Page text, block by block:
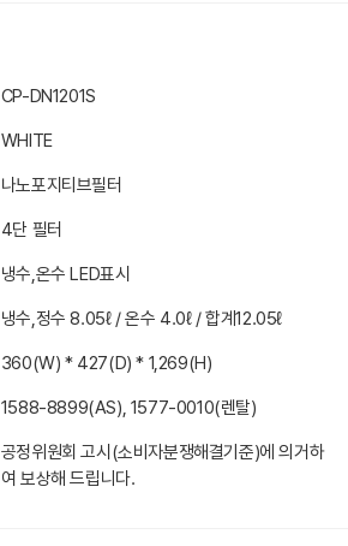
CP-DN1201S
WHITE
나노포지티브필터
4단 필터
냉수,온수 LED표시
냉수,정수 8.05ℓ / 온수 4.0ℓ / 합계12.05ℓ
360(W) * 427(D) * 1,269(H)
1588-8899(AS), 1577-0010(렌탈)
공정위원회 고시(소비자분쟁해결기준)에 의거하
여 보상해 드립니다.